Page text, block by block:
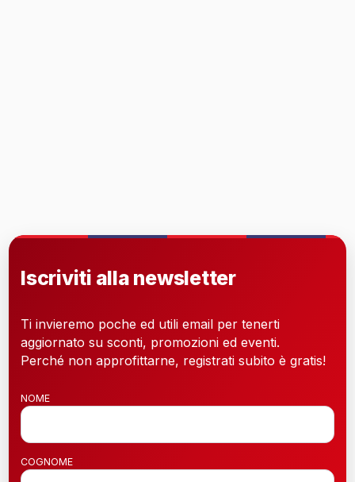
Iscriviti alla newsletter
Ti invieremo poche ed utili email per tenerti
aggiornato su sconti, promozioni ed eventi.
Perché non approfittarne, registrati subito è gratis!
NOME
COGNOME